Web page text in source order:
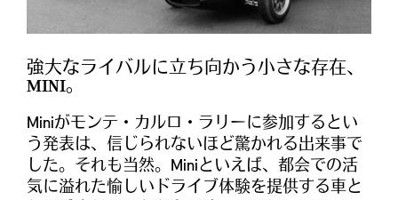
強大なライバルに立ち向かう小さな存在、
MINI。
Miniがモンテ・カルロ・ラリーに参加するとい
う発表は、信じられないほど驚かれる出来事で
した。それも当然。Miniといえば、都会での活
気に溢れた愉しいドライブ体験を提供する車と